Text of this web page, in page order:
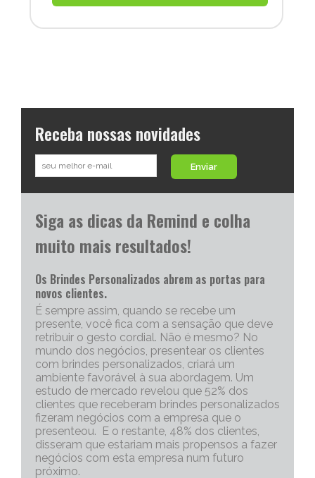
Receba nossas novidades
Enviar
Siga as dicas da Remind e colha
muito mais resultados!
Os Brindes Personalizados abrem as portas para
novos clientes.
É sempre assim, quando se recebe um
presente, você fica com a sensação que deve
retribuir o gesto cordial. Não é mesmo? No
mundo dos negócios, presentear os clientes
com brindes personalizados, criará um
ambiente favorável à sua abordagem. Um
estudo de mercado revelou que 52% dos
clientes que receberam brindes personalizados
fizeram negócios com a empresa que o
presenteou. E o restante, 48% dos clientes,
disseram que estariam mais propensos a fazer
negócios com esta empresa num futuro
próximo.